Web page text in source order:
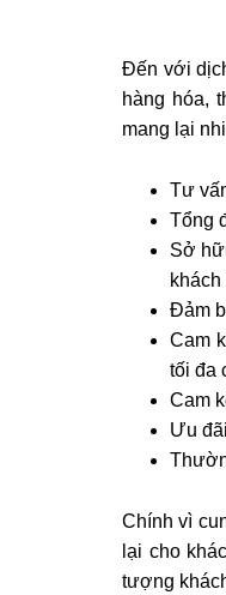
Đến với
hàng hóa,
mang lại
Tư
Tổng
Sở
khách
Đảm
Cam
tối đa
Cam
Ưu
Chính vì
lại cho
tượng